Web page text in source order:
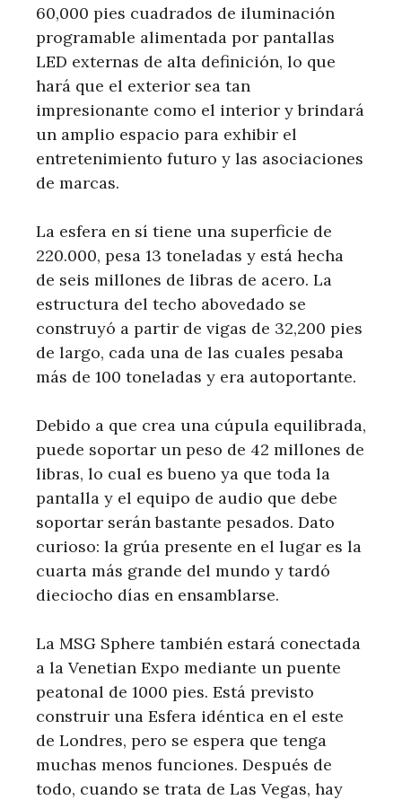
60,000 pies cuadrados de iluminación
programable alimentada por pantallas
LED externas de alta definición, lo que
hará que el exterior sea tan
impresionante como el interior y brindará
un amplio espacio para exhibir el
entretenimiento futuro y las asociaciones
de marcas.
La esfera en sí tiene una superficie de
220.000, pesa 13 toneladas y está hecha
de seis millones de libras de acero. La
estructura del techo abovedado se
construyó a partir de vigas de 32,200 pies
de largo, cada una de las cuales pesaba
más de 100 toneladas y era autoportante.
Debido a que crea una cúpula equilibrada,
puede soportar un peso de 42 millones de
libras, lo cual es bueno ya que toda la
pantalla y el equipo de audio que debe
soportar serán bastante pesados. Dato
curioso: la grúa presente en el lugar es la
cuarta más grande del mundo y tardó
dieciocho días en ensamblarse.
La MSG Sphere también estará conectada
a la Venetian Expo mediante un puente
peatonal de 1000 pies. Está previsto
construir una Esfera idéntica en el este
de Londres, pero se espera que tenga
muchas menos funciones. Después de
todo, cuando se trata de Las Vegas, hay